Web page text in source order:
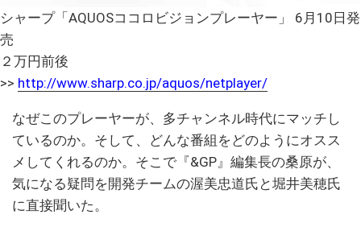
シャープ「AQUOSココロビジョンプレーヤー」 6月10日発
売
２万円前後
>> http://www.sharp.co.jp/aquos/netplayer/
なぜこのプレーヤーが、多チャンネル時代にマッチし
ているのか。そして、どんな番組をどのようにオスス
メしてくれるのか。そこで『&GP』編集長の桑原が、
気になる疑問を開発チームの渥美忠道氏と堀井美穂氏
に直接聞いた。